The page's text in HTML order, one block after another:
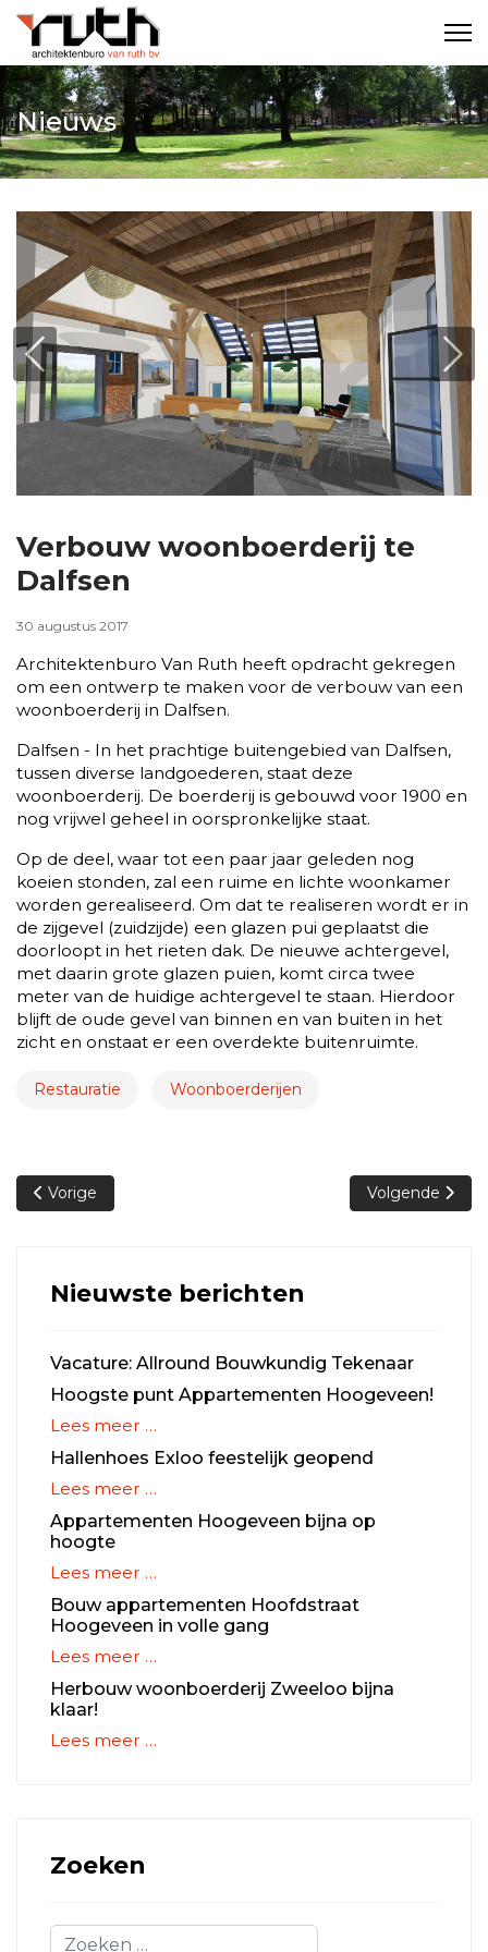
Nieuws
Previous
Verbouw woonboerderij te
Dalfsen
30 augustus 2017
Architektenburo Van Ruth heeft opdracht gekregen
om een ontwerp te maken voor de verbouw van een
woonboerderij in Dalfsen.
Dalfsen - In het prachtige buitengebied van Dalfsen,
tussen diverse landgoederen, staat deze
woonboerderij. De boerderij is gebouwd voor 1900 en
nog vrijwel geheel in oorspronkelijke staat.
Op de deel, waar tot een paar jaar geleden nog
koeien stonden, zal een ruime en lichte woonkamer
worden gerealiseerd. Om dat te realiseren wordt er in
de zijgevel (zuidzijde) een glazen pui geplaatst die
doorloopt in het rieten dak. De nieuwe achtergevel,
met daarin grote glazen puien, komt circa twee
meter van de huidige achtergevel te staan. Hierdoor
blijft de oude gevel van binnen en van buiten in het
zicht en onstaat er een overdekte buitenruimte.
Restauratie Woonboerderijen
Vorig artikel: Restauratie schaapskooi Ruinen
Vorige Volgende
Volgende
Nieuwste berichten
Vacature: Allround Bouwkundig Tekenaar
Hoogste punt Appartementen Hoogeveen!
Lees meer …
Hallenhoes Exloo feestelijk geopend
Lees meer …
Appartementen Hoogeveen bijna op
hoogte
Lees meer …
Bouw appartementen Hoofdstraat
Hoogeveen in volle gang
Lees meer …
Herbouw woonboerderij Zweeloo bijna
klaar!
Lees meer …
Zoeken
Zoeken